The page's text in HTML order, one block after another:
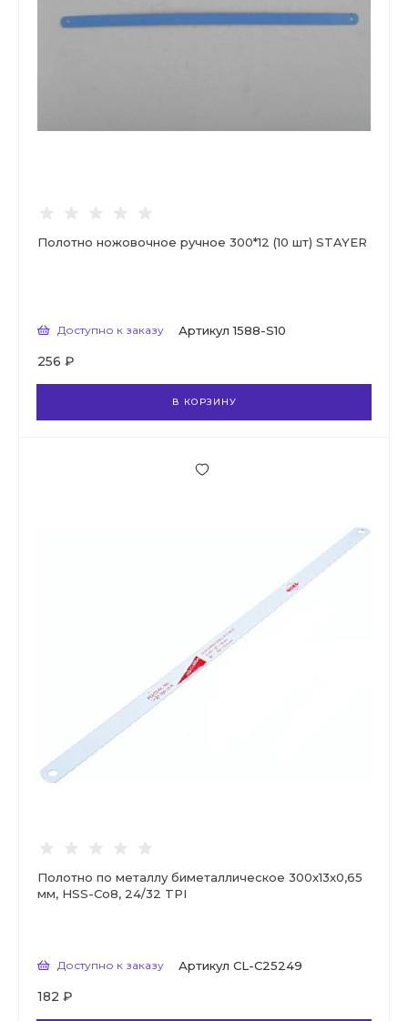
Полотно ножовочное ручное 300*12 (10 шт) STAYER
Доступно к заказу Артикул 1588-S10
256 ₽
В КОРЗИНУ
Полотно по металлу биметаллическое 300x13x0,65
мм, HSS-Co8, 24/32 TPI
Доступно к заказу Артикул CL-C25249
182 ₽